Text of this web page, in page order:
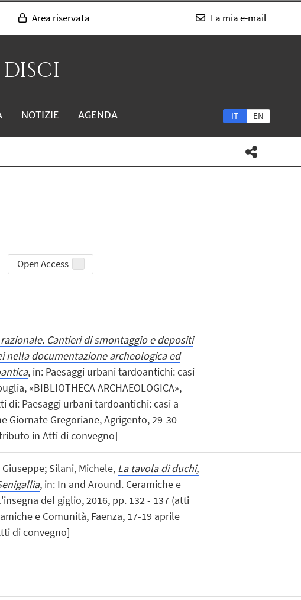
Area riservata La mia e-mail
IT EN
NOTIZIE AGENDA
Open Access
Cantieri di smontaggio e depositi
nella documentazione archeologica ed
, in: Paesaggi urbani tardoantichi: casi
«BIBLIOTHECA ARCHAEOLOGICA»,
di: Paesaggi urbani tardoantichi: casi a
Giornate Gregoriane, Agrigento, 29-30
in Atti di convegno]
Silani, Michele, La tavola di duchi,
, in: In and Around. Ceramiche e
del giglio, 2016, pp. 132 - 137 (atti
e Comunità, Faenza, 17-19 aprile
di convegno]